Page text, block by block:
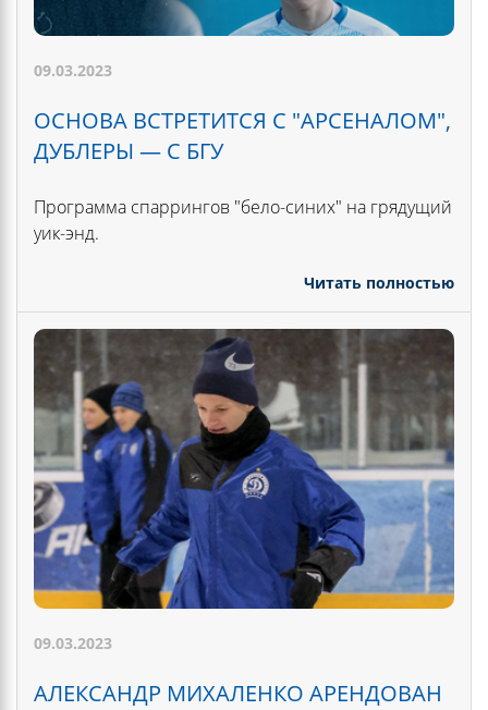
09.03.2023
ОСНОВА ВСТРЕТИТСЯ С "АРСЕНАЛОМ",
ДУБЛЕРЫ — С БГУ
Программа спаррингов "бело-синих" на грядущий
уик-энд.
Читать полностью
09.03.2023
АЛЕКСАНДР МИХАЛЕНКО АРЕНДОВАН